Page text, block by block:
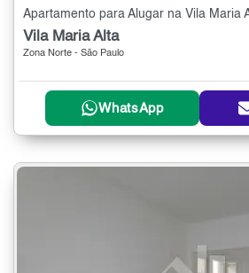
Vila Maria Alta
Zona Norte - São Paulo
WhatsApp